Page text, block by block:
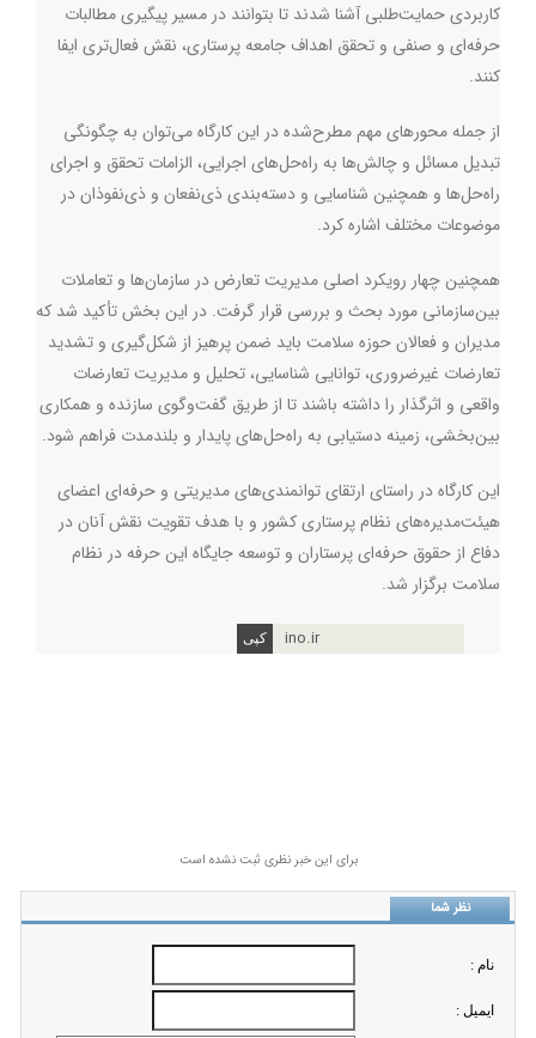
کاربردی حمایت‌طلبی آشنا شدند تا بتوانند در مسیر پیگیری مطالبات
حرفه‌ای و صنفی و تحقق اهداف جامعه پرستاری، نقش فعال‌تری ایفا
کنند.
از جمله محورهای مهم مطرح‌شده در این کارگاه می‌توان به چگونگی
تبدیل مسائل و چالش‌ها به راه‌حل‌های اجرایی، الزامات تحقق و اجرای
راه‌حل‌ها و همچنین شناسایی و دسته‌بندی ذی‌نفعان و ذی‌نفوذان در
موضوعات مختلف اشاره کرد.
همچنین چهار رویکرد اصلی مدیریت تعارض در سازمان‌ها و تعاملات
بین‌سازمانی مورد بحث و بررسی قرار گرفت. در این بخش تأکید شد که
مدیران و فعالان حوزه سلامت باید ضمن پرهیز از شکل‌گیری و تشدید
تعارضات غیرضروری، توانایی شناسایی، تحلیل و مدیریت تعارضات
واقعی و اثرگذار را داشته باشند تا از طریق گفت‌وگوی سازنده و همکاری
بین‌بخشی، زمینه دستیابی به راه‌حل‌های پایدار و بلندمدت فراهم شود.
این کارگاه در راستای ارتقای توانمندی‌های مدیریتی و حرفه‌ای اعضای
هیئت‌مدیره‌های نظام پرستاری کشور و با هدف تقویت نقش آنان در
دفاع از حقوق حرفه‌ای پرستاران و توسعه جایگاه این حرفه در نظام
سلامت برگزار شد.
ino.ir
برای این خبر نظری ثبت نشده است
نظر شما
نام :
ايميل :